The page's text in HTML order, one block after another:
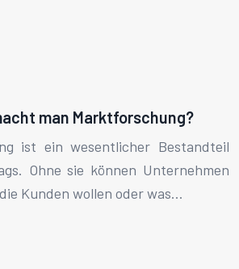
man Marktforschung?
ist ein wesentlicher Bestandteil
Ohne sie können Unternehmen
Kunden wollen oder was…